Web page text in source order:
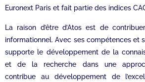
Euronext Paris et fait partie des indices
La raison d’être d’Atos est de
informationnel. Avec ses compétences et
supporte le développement de la
et de la recherche dans une
contribue au développement de